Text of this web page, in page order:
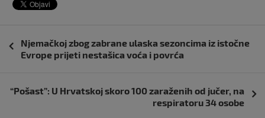
objava
Njemačkoj zbog zabrane ulaska sezoncima iz istočne
Evrope prijeti nestašica voća i povrća
“Pošast”: U Hrvatskoj skoro 100 zaraženih od jučer, na
respiratoru 34 osobe